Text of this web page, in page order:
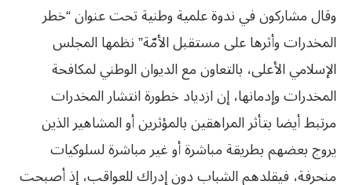
وقال مشاركون في ندوة علمية وطنية تحت عنوان “خطر
المخدرات وأثرها على مستقبل الأمّة” نظمها المجلس
الإسلامي الأعلى، بالتعاون مع الديوان الوطني لمكافحة
المخدرات وإدمانها، إن ازدياد خطورة انتشار المخدرات
مرتبط أيضا بتأثر المراهقين بالمؤثرين أو المشاهير الذين
يروج بعضهم بطريقة مباشرة أو غير مباشرة لسلوكيات
منحرفة، فيقلدهم الشباب دون إدراك للعواقب، إذ أصبحت